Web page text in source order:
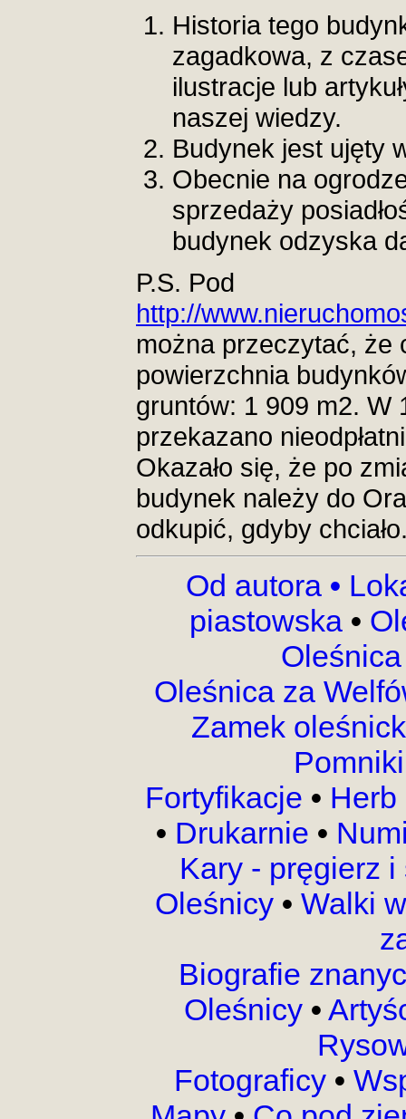
Historia tego
zagadkowa, z
ilustracje lub
naszej wiedzy.
Budynek jest ujęty
Obecnie na
sprzedaży
budynek odzyska
P.S. Pod
http://
można przeczytać, że
powierzchnia
gruntów: 1 909 m2. W
przekazano
Okazało się, że po
budynek należy do
odkupić, gdyby
Od autora •
piastowska •
Oleśnica za
Zamek
Fortyfikacje •
• Drukarnie •
Kary - pręgierz
Oleśnicy • Walki
Biografie
Oleśnicy •
Fotograficy •